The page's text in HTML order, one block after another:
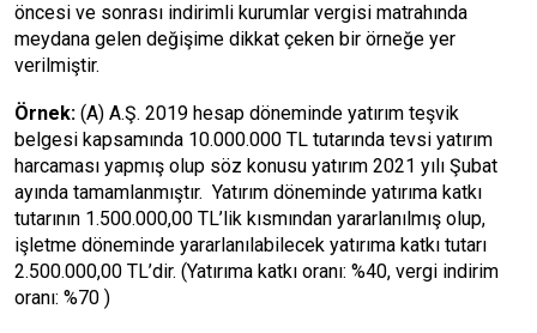
öncesi ve sonrası indirimli kurumlar vergisi matrahında
meydana gelen değişime dikkat çeken bir örneğe yer
verilmiştir.
Örnek: (A) A.Ş. 2019 hesap döneminde yatırım teşvik
belgesi kapsamında 10.000.000 TL tutarında tevsi yatırım
harcaması yapmış olup söz konusu yatırım 2021 yılı Şubat
ayında tamamlanmıştır. Yatırım döneminde yatırıma katkı
tutarının 1.500.000,00 TL’lik kısmından yararlanılmış olup,
işletme döneminde yararlanılabilecek yatırıma katkı tutarı
2.500.000,00 TL’dir. (Yatırıma katkı oranı: %40, vergi indirim
oranı: %70 )